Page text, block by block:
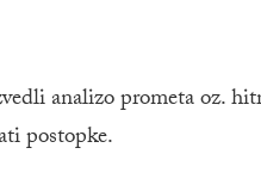
analizo prometa oz.
postopke.